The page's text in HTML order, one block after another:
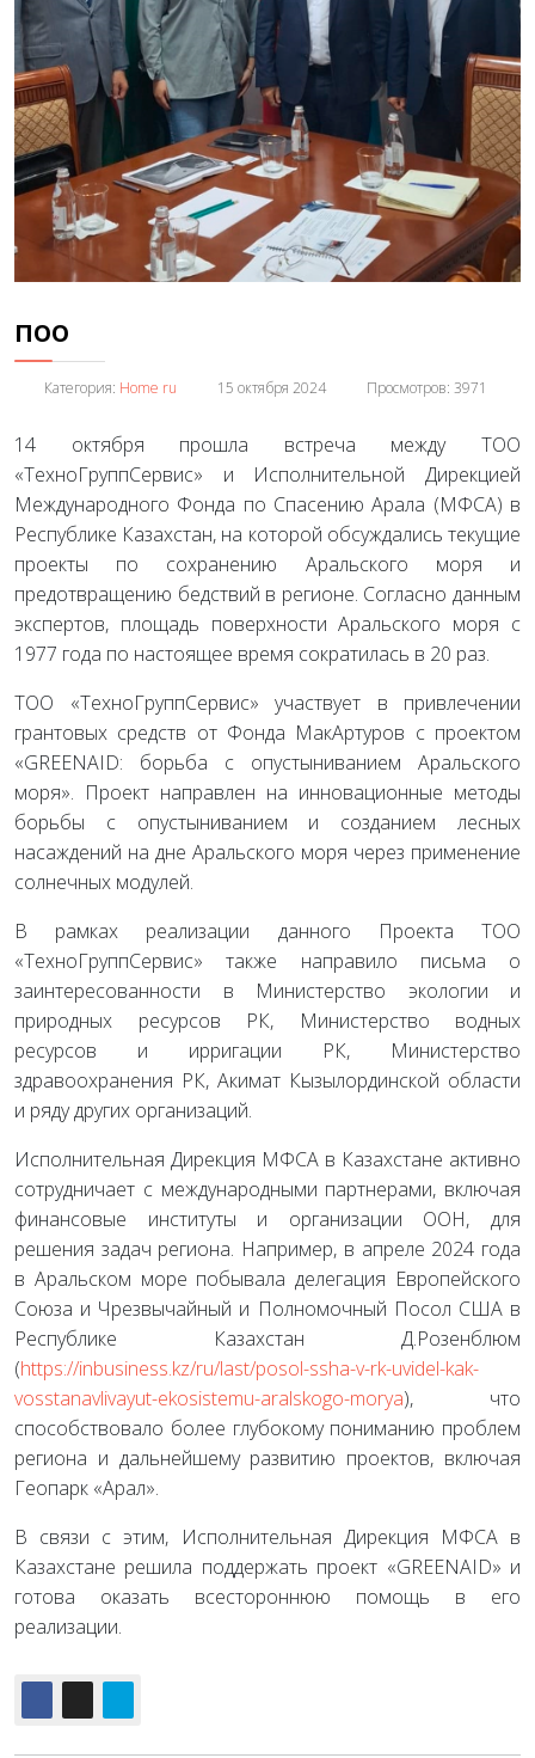
поо
Категория: Home ru 15 октября 2024 Просмотров: 3971
14 октября прошла встреча между ТОО
«ТехноГруппСервис» и Исполнительной Дирекцией
Международного Фонда по Спасению Арала (МФСА) в
Республике Казахстан, на которой обсуждались текущие
проекты по сохранению Аральского моря и
предотвращению бедствий в регионе. Согласно данным
экспертов, площадь поверхности Аральского моря с
1977 года по настоящее время сократилась в 20 раз.
ТОО «ТехноГруппСервис» участвует в привлечении
грантовых средств от Фонда МакАртуров с проектом
«GREENAID: борьба с опустыниванием Аральского
моря». Проект направлен на инновационные методы
борьбы с опустыниванием и созданием лесных
насаждений на дне Аральского моря через применение
солнечных модулей.
В рамках реализации данного Проекта ТОО
«ТехноГруппСервис» также направило письма о
заинтересованности в Министерство экологии и
природных ресурсов РК, Министерство водных
ресурсов и ирригации РК, Министерство
здравоохранения РК, Акимат Кызылординской области
и ряду других организаций.
Исполнительная Дирекция МФСА в Казахстане активно
сотрудничает с международными партнерами, включая
финансовые институты и организации ООН, для
решения задач региона. Например, в апреле 2024 года
в Аральском море побывала делегация Европейского
Союза и Чрезвычайный и Полномочный Посол США в
Республике Казахстан Д.Розенблюм
(https://inbusiness.kz/ru/last/posol-ssha-v-rk-uvidel-kak-
vosstanavlivayut-ekosistemu-aralskogo-morya), что
способствовало более глубокому пониманию проблем
региона и дальнейшему развитию проектов, включая
Геопарк «Арал».
В связи с этим, Исполнительная Дирекция МФСА в
Казахстане решила поддержать проект «GREENAID» и
готова оказать всестороннюю помощь в его
реализации.